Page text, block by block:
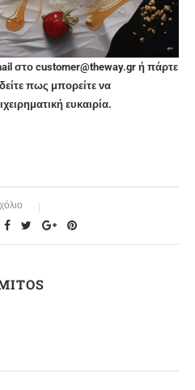
στο customer@theway.gr ή πάρτε
πως μπορείτε να
ευκαιρία.